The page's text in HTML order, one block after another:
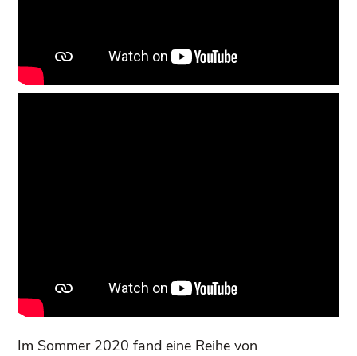
Im Sommer 2020 fand eine Reihe von